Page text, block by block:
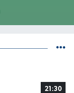
21:30